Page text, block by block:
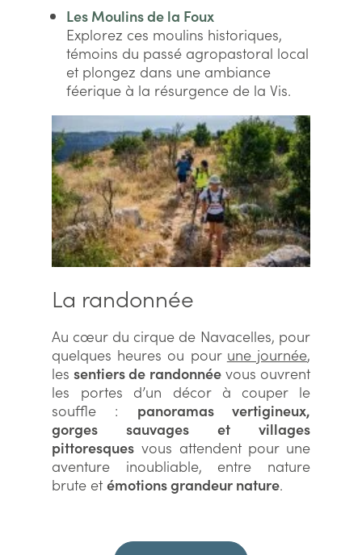
Les Moulins de la Foux
Explorez ces moulins historiques,
témoins du passé agropastoral local
et plongez dans une ambiance
féerique à la résurgence de la Vis.
La randonnée
Au cœur du cirque de Navacelles, pour
quelques heures ou pour une journée,
lessentiers de randonnéevous ouvrent
les portes d’un décor à couper le
souffle : panoramas vertigineux,
gorges sauvages et villages
pittoresques vous attendent pour une
aventure inoubliable, entre nature
brute et émotions grandeur nature.